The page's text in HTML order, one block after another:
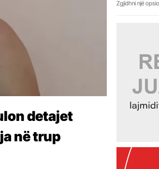
detajet
në trup
Zgjidhni një